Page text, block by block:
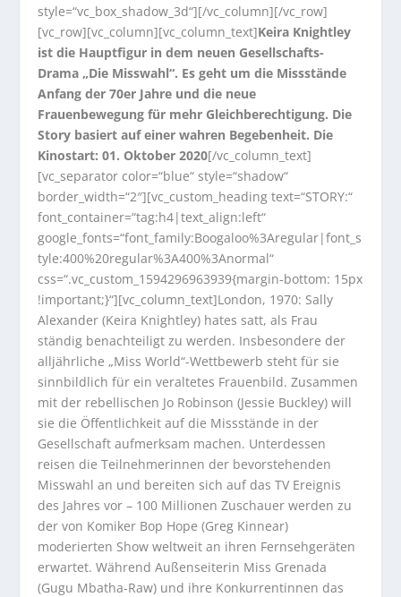
style=“vc_box_shadow_3d“][/vc_column][/vc_row]
[vc_row][vc_column][vc_column_text]Keira Knightley
ist die Hauptfigur in dem neuen Gesellschafts-
Drama „Die Misswahl“. Es geht um die Missstände
Anfang der 70er Jahre und die neue
Frauenbewegung für mehr Gleichberechtigung. Die
Story basiert auf einer wahren Begebenheit. Die
Kinostart: 01. Oktober 2020[/vc_column_text]
[vc_separator color=“blue“ style=“shadow“
border_width=“2″][vc_custom_heading text=“STORY:“
font_container=“tag:h4|text_align:left“
google_fonts=“font_family:Boogaloo%3Aregular|font_s
tyle:400%20regular%3A400%3Anormal“
css=“.vc_custom_1594296963939{margin-bottom: 15px
!important;}“][vc_column_text]London, 1970: Sally
Alexander (Keira Knightley) hates satt, als Frau
ständig benachteiligt zu werden. Insbesondere der
alljährliche „Miss World“-Wettbewerb steht für sie
sinnbildlich für ein veraltetes Frauenbild. Zusammen
mit der rebellischen Jo Robinson (Jessie Buckley) will
sie die Öffentlichkeit auf die Missstände in der
Gesellschaft aufmerksam machen. Unterdessen
reisen die Teilnehmerinnen der bevorstehenden
Misswahl an und bereiten sich auf das TV Ereignis
des Jahres vor – 100 Millionen Zuschauer werden zu
der von Komiker Bop Hope (Greg Kinnear)
moderierten Show weltweit an ihren Fernsehgeräten
erwartet. Während Außenseiterin Miss Grenada
(Gugu Mbatha-Raw) und ihre Konkurrentinnen das